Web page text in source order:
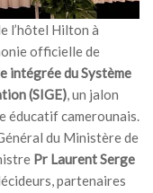
l’hôtel Hilton à
officielle de
intégrée du Système
(SIGE), un jalon
éducatif camerounais.
du Ministère de
Pr Laurent Serge
partenaires